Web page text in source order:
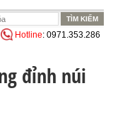
Hotline: 0971.353.286
đỉnh núi